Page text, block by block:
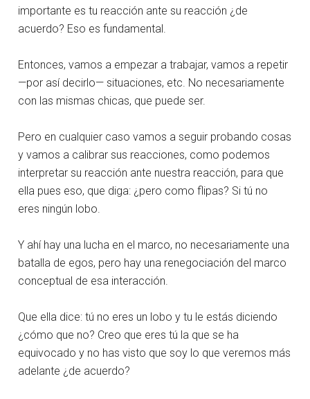
importante es tu reacción ante su reacción ¿de
acuerdo? Eso es fundamental.
Entonces, vamos a empezar a trabajar, vamos a repetir
—por así decirlo— situaciones, etc. No necesariamente
con las mismas chicas, que puede ser.
Pero en cualquier caso vamos a seguir probando cosas
y vamos a calibrar sus reacciones, como podemos
interpretar su reacción ante nuestra reacción, para que
ella pues eso, que diga: ¿pero como flipas? Si tú no
eres ningún lobo.
Y ahí hay una lucha en el marco, no necesariamente una
batalla de egos, pero hay una renegociación del marco
conceptual de esa interacción.
Que ella dice: tú no eres un lobo y tu le estás diciendo
¿cómo que no? Creo que eres tú la que se ha
equivocado y no has visto que soy lo que veremos más
adelante ¿de acuerdo?